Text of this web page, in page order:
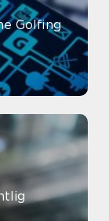
Golfing